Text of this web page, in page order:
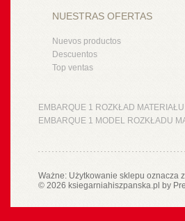
NUESTRAS OFERTAS
Nuevos productos
Descuentos
Top ventas
EMBARQUE 1 ROZKŁAD MATERIAŁU
EMBARQUE 1 MODEL ROZKŁADU
Ważne: Użytkowanie sklepu oznacza
© 2026 ksiegarniahiszpanska.pl by